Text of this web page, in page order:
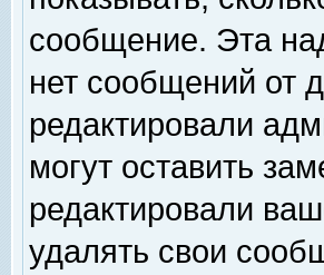
сообщение. Эта
нет сообщений от
редактировали
могут оставить
редактировали
удалять свои